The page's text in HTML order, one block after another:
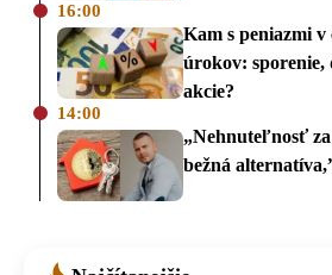
16:00
Kam s peniazmi v
úrokov: sporenie,
akcie?
14:00
„Nehnuteľnosť
bežná